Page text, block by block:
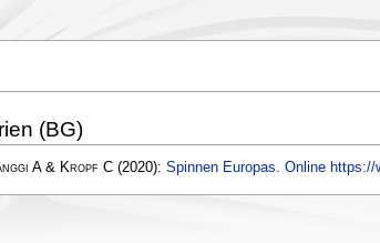
(BG)
A & Kropf C(2020): Spinnen Europas. Online